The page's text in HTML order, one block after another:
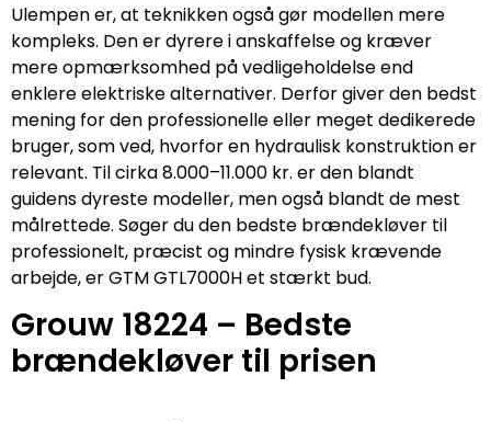
Ulempen er, at teknikken også gør modellen mere
kompleks. Den er dyrere i anskaffelse og kræver
mere opmærksomhed på vedligeholdelse end
enklere elektriske alternativer. Derfor giver den bedst
mening for den professionelle eller meget dedikerede
bruger, som ved, hvorfor en hydraulisk konstruktion er
relevant. Til cirka 8.000–11.000 kr. er den blandt
guidens dyreste modeller, men også blandt de mest
målrettede. Søger du den bedste brændekløver til
professionelt, præcist og mindre fysisk krævende
arbejde, er GTM GTL7000H et stærkt bud.
Grouw 18224 – Bedste
brændekløver til prisen